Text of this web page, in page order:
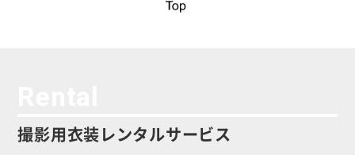
撮影用衣装レンタルサービス